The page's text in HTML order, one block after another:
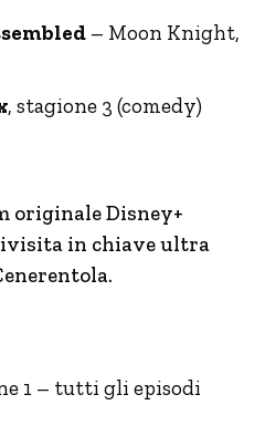
– Moon Knight,
, stagione 3 (comedy)
originale Disney+
in chiave ultra
1 – tutti gli episodi